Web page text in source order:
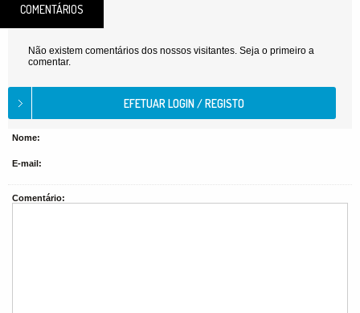
COMENTÁRIOS
Não existem comentários dos nossos visitantes. Seja o primeiro a
comentar.
Nome:
E-mail:
Comentário: